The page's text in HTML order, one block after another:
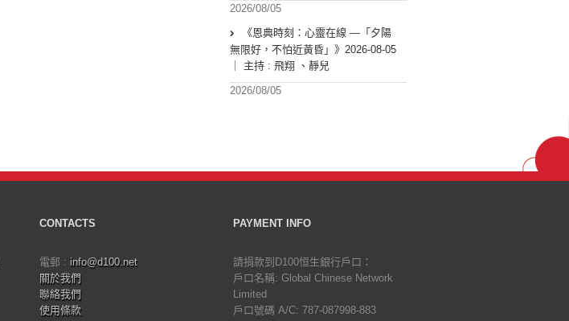
2026/08/05
《恩典時刻：心靈在線 —「夕陽
無限好，不怕近黃昏」》2026-08-05
｜ 主持 : 飛翔 、靜兒
2026/08/05
CONTACTS
電郵 : info@d100.net
關於我們
聯絡我們
使用條款
PAYMENT INFO
請捐款到D100恒生銀行戶口：
戶口名稱: Global Chinese Network
Limited
戶口號碼 A/C: 787-087998-883